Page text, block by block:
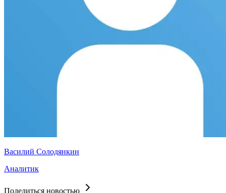
Василий Солодянкин
Аналитик
Поделиться новостью